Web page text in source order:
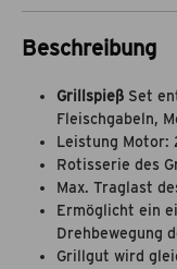
Beschreibung
Grillspieß Set
Fleischgabeln,
Leistung Motor:
Rotisserie des
Max. Traglast
Ermöglicht ein
Drehbewegung
Grillgut wird